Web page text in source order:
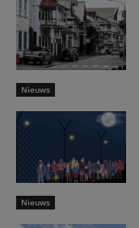
Nieuws
Nieuws